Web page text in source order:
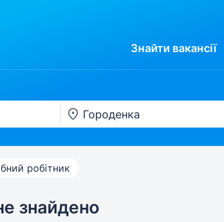
Знайти вакансії
робітник
знайдено